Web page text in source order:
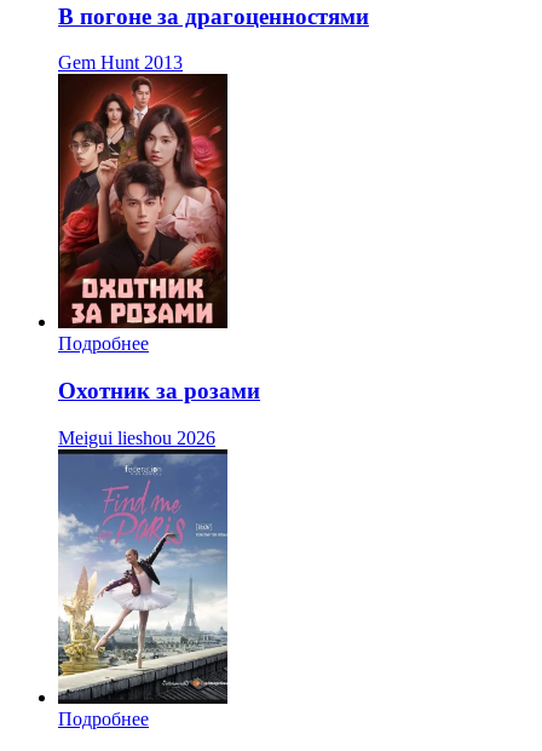
В погоне за драгоценностями
Gem Hunt 2013
Подробнее
Охотник за розами
Meigui lieshou 2026
Подробнее